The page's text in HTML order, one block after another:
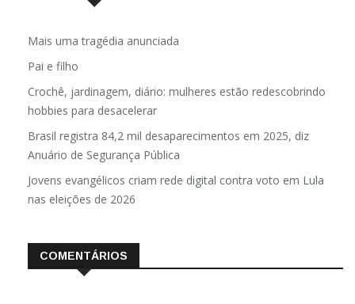
Mais uma tragédia anunciada
Pai e filho
Crochê, jardinagem, diário: mulheres estão redescobrindo
hobbies para desacelerar
Brasil registra 84,2 mil desaparecimentos em 2025, diz
Anuário de Segurança Pública
Jovens evangélicos criam rede digital contra voto em Lula
nas eleições de 2026
COMENTÁRIOS